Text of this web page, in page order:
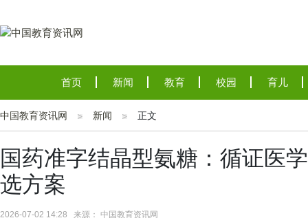
首页 新闻 教育 校园 育儿
中国教育资讯网 新闻 正文
国药准字结晶型氨糖：循证医
选方案
2026-07-02 14:28 来源： 中国教育资讯网